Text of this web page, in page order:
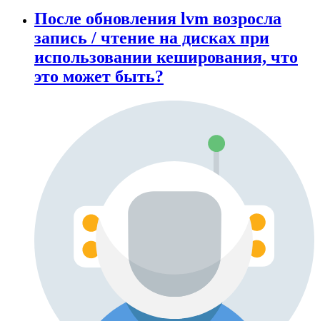
После обновления lvm возросла
запись / чтение на дисках при
использовании кеширования, что
это может быть?